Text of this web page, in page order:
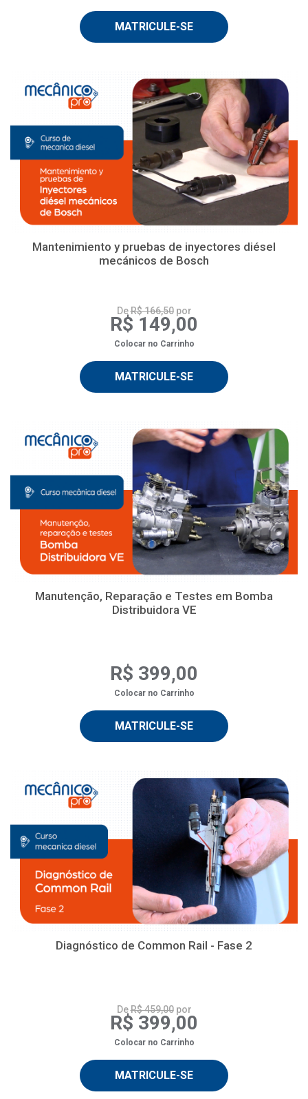
MATRICULE-SE
Mantenimiento y pruebas de inyectores diésel
mecánicos de Bosch
DeR$ 166,50por
R$ 149,00
Colocar no Carrinho
MATRICULE-SE
Manutenção, Reparação e Testes em Bomba
Distribuidora VE
R$ 399,00
Colocar no Carrinho
MATRICULE-SE
Diagnóstico de Common Rail - Fase 2
DeR$ 459,00por
R$ 399,00
Colocar no Carrinho
MATRICULE-SE